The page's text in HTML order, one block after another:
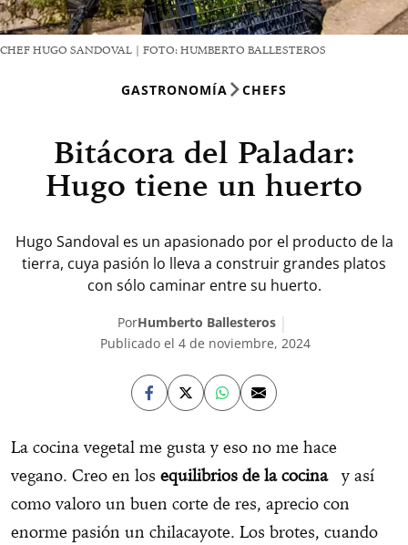
CHEF HUGO SANDOVAL | FOTO: HUMBERTO BALLESTEROS
GASTRONOMÍA CHEFS
Bitácora del Paladar:
Hugo tiene un huerto
Hugo Sandoval es un apasionado por el producto de la
tierra, cuya pasión lo lleva a construir grandes platos
con sólo caminar entre su huerto.
PorHumberto Ballesteros
Publicado el 4 de noviembre, 2024
La cocina vegetal me gusta y eso no me hace
vegano. Creo en los equilibrios de la cocinay así
como valoro un buen corte de res, aprecio con
enorme pasión un chilacayote. Los brotes, cuando